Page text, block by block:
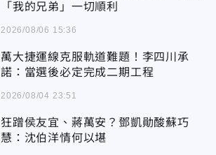
「我的兄弟」一切順利
2026/08/06 15:36
萬大捷運線克服軌道難題！李四川承
諾：當選後必定完成二期工程
2026/08/04 23:51
狂蹭侯友宜、蔣萬安？鄧凱勛酸蘇巧
慧：沈伯洋情何以堪